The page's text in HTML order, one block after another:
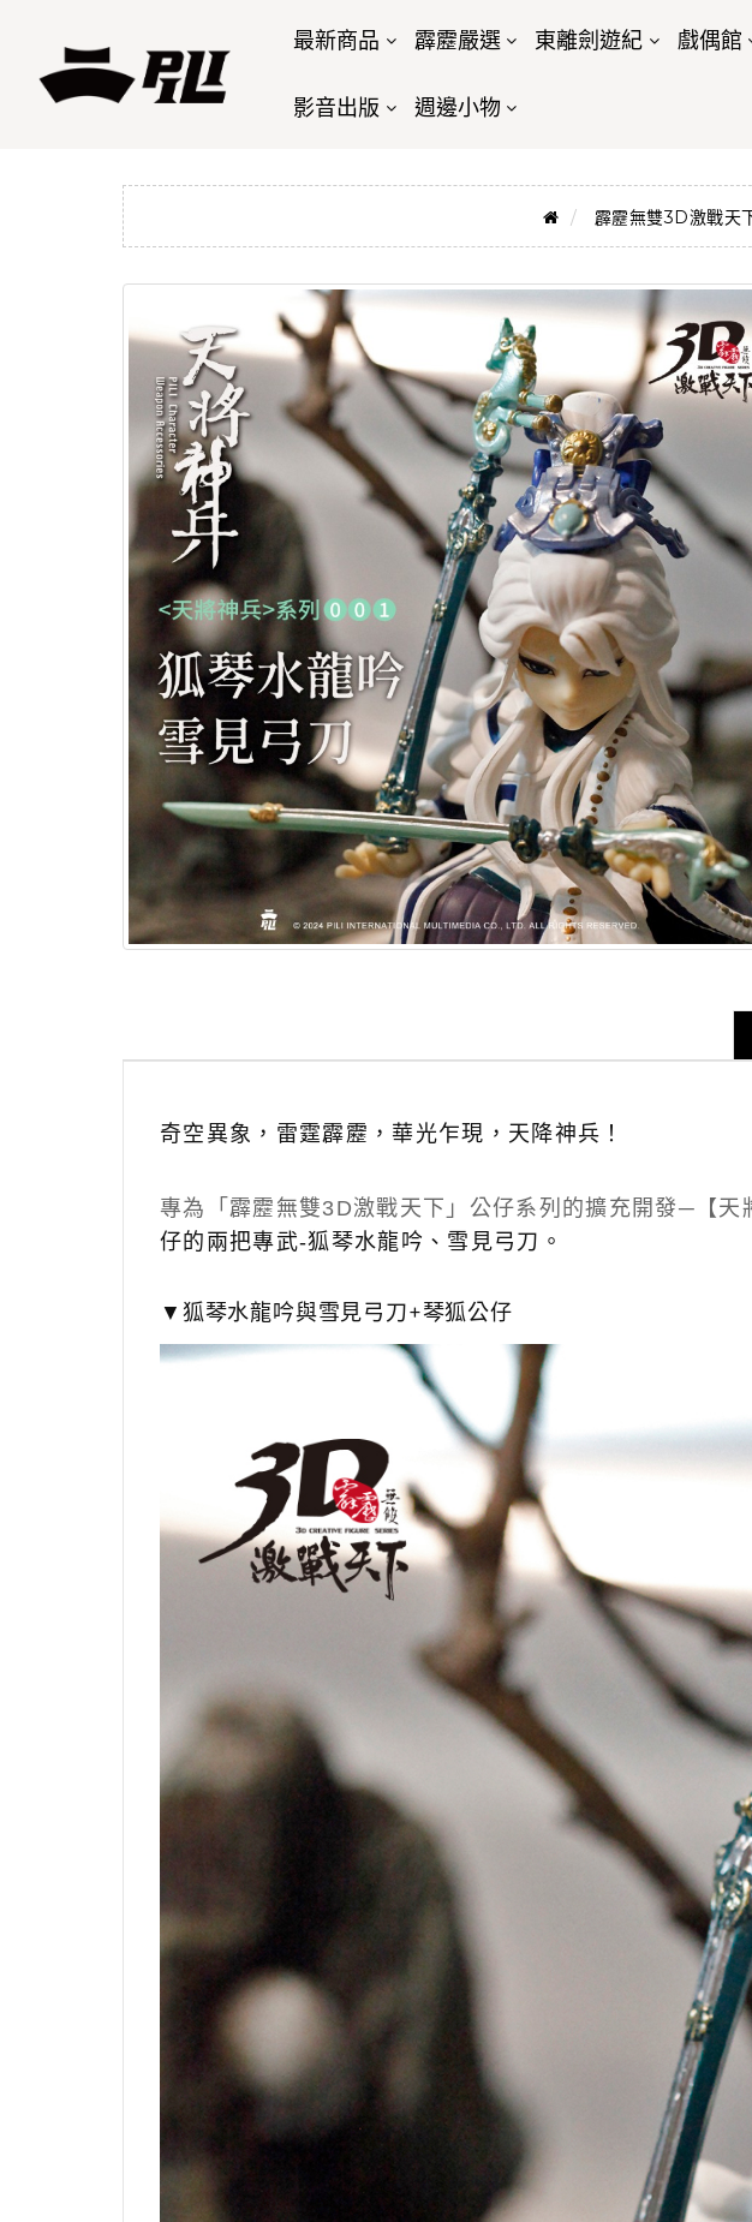
最新商品 霹靂嚴選 東離劍遊紀 戲偶館
影音出版 週邊小物
霹靂無雙3D激戰天
奇空異象，雷霆霹靂，華光乍現，天降神兵！
專為「霹靂無雙3D激戰天下」公仔系列的擴充開發─ 【
仔的兩把專武-狐琴水龍吟、雪見弓刀。
▼狐琴水龍吟與雪見弓刀+琴狐公仔